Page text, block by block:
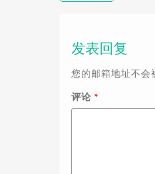
发表回复
您的邮箱地址不会
评论 *